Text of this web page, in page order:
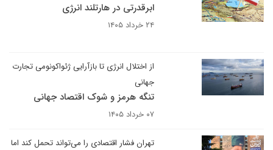
ابرقدرتی در هارتلند انرژی
۲۴ خرداد ۱۴۰۵
از اختلال انرژی تا بازآرایی ژئواکونومی تجارت
جهانی
تنگه هرمز و شوک اقتصاد جهانی
۰۷ خرداد ۱۴۰۵
تهران فشار اقتصادی را می‌تواند تحمل کند اما